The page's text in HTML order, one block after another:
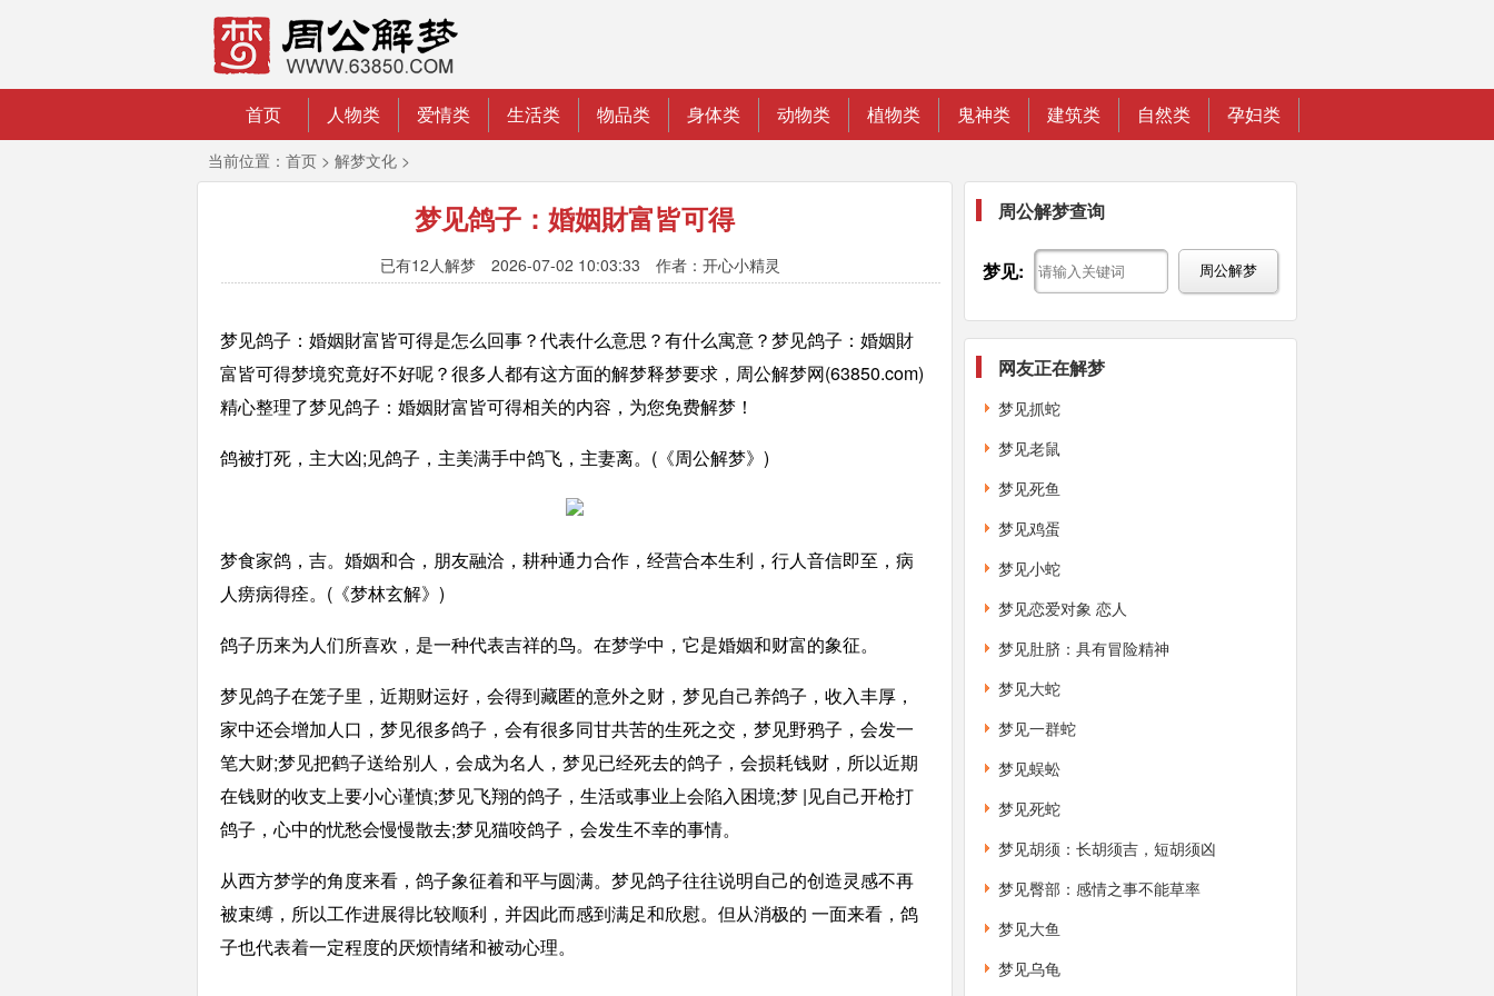
首页 人物类 爱情类 生活类 物品类 身体类 动物类 植物类 鬼神类 建筑类 自然类 孕妇类
当前位置： 首页 > 解梦文化 >
梦见鸽子：婚姻財富皆可得
已有12人解梦 2026-07-02 10:03:33 作者：开心小精灵
梦见鸽子：婚姻財富皆可得是怎么回事？代表什么意思？有什么寓意？梦见鸽子：婚姻財
富皆可得梦境究竟好不好呢？很多人都有这方面的解梦释梦要求，周公解梦网(63850.com)
精心整理了梦见鸽子：婚姻財富皆可得相关的内容，为您免费解梦！
鸽被打死，主大凶;见鸽子，主美满手中鸽飞，主妻离。(《周公解梦》)
梦食家鸽，吉。婚姻和合，朋友融洽，耕种通力合作，经营合本生利，行人音信即至，病
人痨病得痊。(《梦林玄解》)
鸽子历来为人们所喜欢，是一种代表吉祥的鸟。在梦学中，它是婚姻和财富的象征。
梦见鸽子在笼子里，近期财运好，会得到藏匿的意外之财，梦见自己养鸽子，收入丰厚，
家中还会增加人口，梦见很多鸽子，会有很多同甘共苦的生死之交，梦见野鸦子，会发一
笔大财;梦见把鹤子送给别人，会成为名人，梦见已经死去的鸽子，会损耗钱财，所以近期
在钱财的收支上要小心谨慎;梦见飞翔的鸽子，生活或事业上会陷入困境;梦 |见自己开枪打
鸽子，心中的忧愁会慢慢散去;梦见猫咬鸽子，会发生不幸的事情。
从西方梦学的角度来看，鸽子象征着和平与圆满。梦见鸽子往往说明自己的创造灵感不再
被束缚，所以工作进展得比较顺利，并因此而感到满足和欣慰。但从消极的 一面来看，鸽
子也代表着一定程度的厌烦情绪和被动心理。
周公解梦查询
梦见: 周公解梦
网友正在解梦
梦见抓蛇
梦见老鼠
梦见死鱼
梦见鸡蛋
梦见小蛇
梦见恋爱对象 恋人
梦见肚脐：具有冒险精神
梦见大蛇
梦见一群蛇
梦见蜈蚣
梦见死蛇
梦见胡须：长胡须吉，短胡须凶
梦见臀部：感情之事不能草率
梦见大鱼
梦见乌龟